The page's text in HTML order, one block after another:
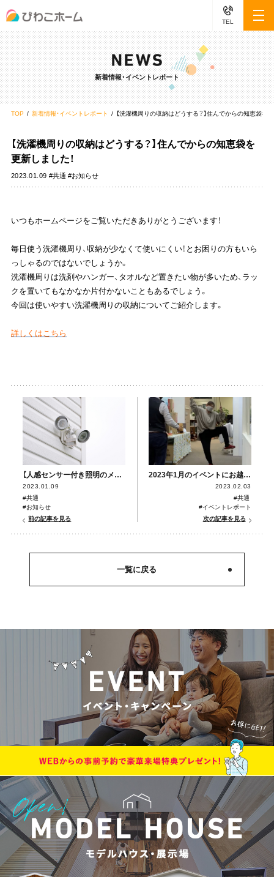
TEL
新着情報・イベントレポート
TOP 新着情報・イベントレポート 【洗濯機周りの収納はどうする？】住んでからの知恵袋を
【洗濯機周りの収納はどうする？】住んでからの知恵袋を
更新しました！
2023.01.09 #共通 #お知らせ
いつもホームページをご覧いただきありがとうございます！
毎日使う洗濯機周り、収納が少なくて使いにくい！とお困りの方もいら
っしゃるのではないでしょうか。
洗濯機周りは洗剤やハンガー、タオルなど置きたい物が多いため、ラッ
クを置いてもなかなか片付かないこともあるでしょう。
今回は使いやすい洗濯機周りの収納についてご紹介します。
詳しくはこちら
【人感センサー付き照明のメリットとは】コラムを更新しました！
2023.01.09
#共通
#お知らせ
前の記事を見る
2023年1月のイベントにお越しいただきありがとうございました！
2023.02.03
#共通
#イベントレポート
次の記事を見る
一覧に戻る